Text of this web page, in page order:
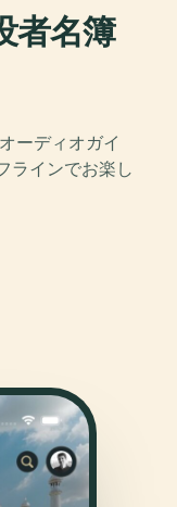
者名簿
ーディオガイ
ラインでお楽し